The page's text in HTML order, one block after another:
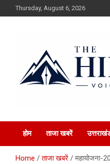
to
Thursday, August 6, 2026
The
होम ताजा खबरें
Home ताजा खबरें महायोजना-